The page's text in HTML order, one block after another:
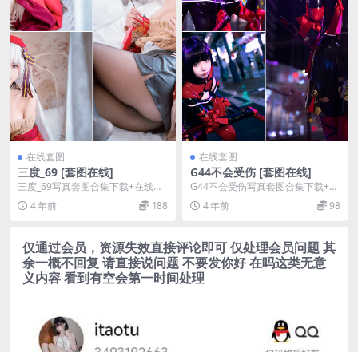
在线套图
三度_69 [套图在线]
三度_69写真套图合集下载+在线导
航，更新至 79 期，持续更新中。
三度_69...
4 年前 188
在线套图
G44不会受伤 [套图在线]
G44不会受伤写真套图合集下载+在
线导航，更新至 166 期，持续更新
中。 G4...
4 年前 98
仅通过会员，资源失效直接评论即可 仅处理会员问题 其
余一概不回复 请直接说问题 不要发你好 在吗这类无意
义内容 看到有空会第一时间处理